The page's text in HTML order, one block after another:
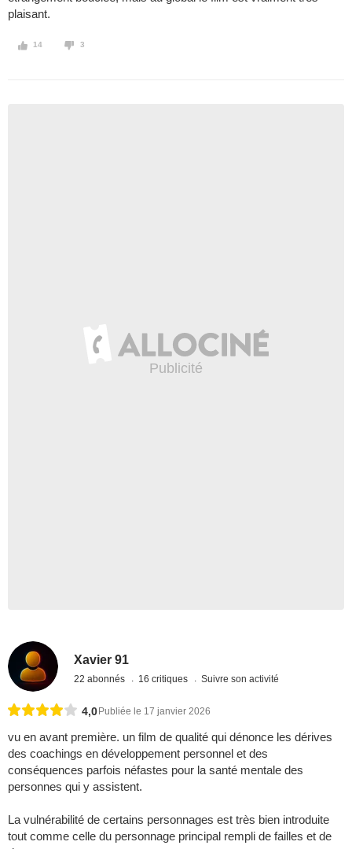
plaisant.
14 3
Xavier 91
22 abonnés 16 critiques Suivre son activité
4,0 Publiée le 17 janvier 2026
vu en avant première. un film de qualité qui dénonce les dérives
des coachings en développement personnel et des
conséquences parfois néfastes pour la santé mentale des
personnes qui y assistent.
La vulnérabilité de certains personnages est très bien introduite
tout comme celle du personnage principal rempli de failles et de